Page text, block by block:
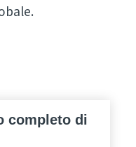
completo di